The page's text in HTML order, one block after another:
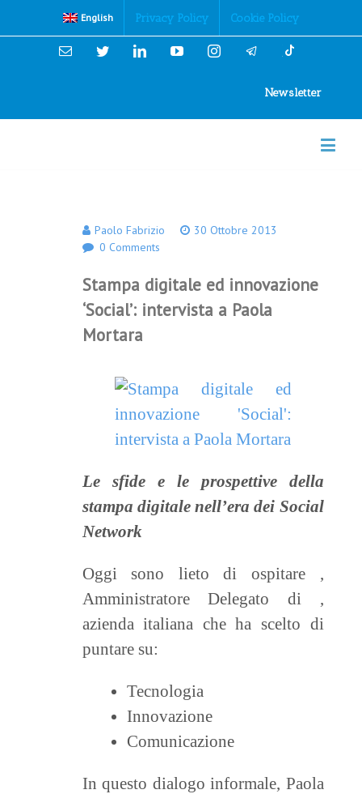
English Privacy Policy Cookie Policy
Email TwitterLinkedinYouTubeInstagram
Newsletter
Paolo Fabrizio
30 Ottobre 2013
0 Comments
Stampa digitale ed innovazione
‘Social’: intervista a Paola
Mortara
Le sfide e le prospettive della
stampa digitale nell’era dei Social
Network
Oggi sono lieto di ospitare ,
Amministratore Delegato di ,
azienda italiana che ha scelto di
puntare su:
Tecnologia
Innovazione
Comunicazione
In questo dialogo informale, Paola
Cookies Policy